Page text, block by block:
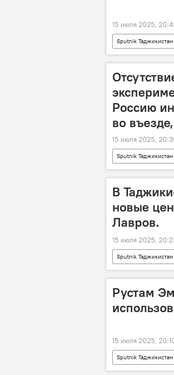
15 июля 2025,
Sputnik Таджикистан
Россию
во
15 июля 2025,
Sputnik Таджикистан
В
новые
Лавров.
15 июля 2025,
Sputnik Таджикистан
Рустам
15 июля 2025,
Sputnik Таджикистан